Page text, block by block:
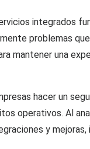
integrados
problemas
mantener una
hacer un
operativos. Al
y mejoras,